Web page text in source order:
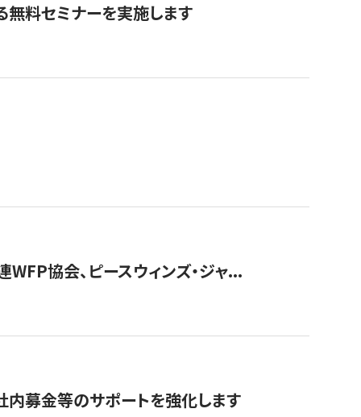
無料セミナーを実施します
協会、ピースウィンズ・ジャ...
内募金等のサポートを強化します